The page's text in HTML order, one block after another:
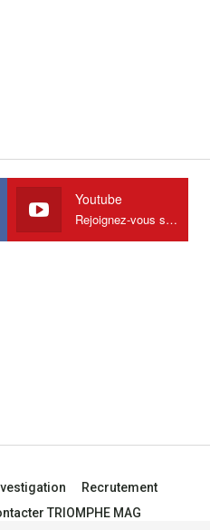
Youtube
Rejoignez-vous sur Youtube
Recrutement
TRIOMPHE MAG